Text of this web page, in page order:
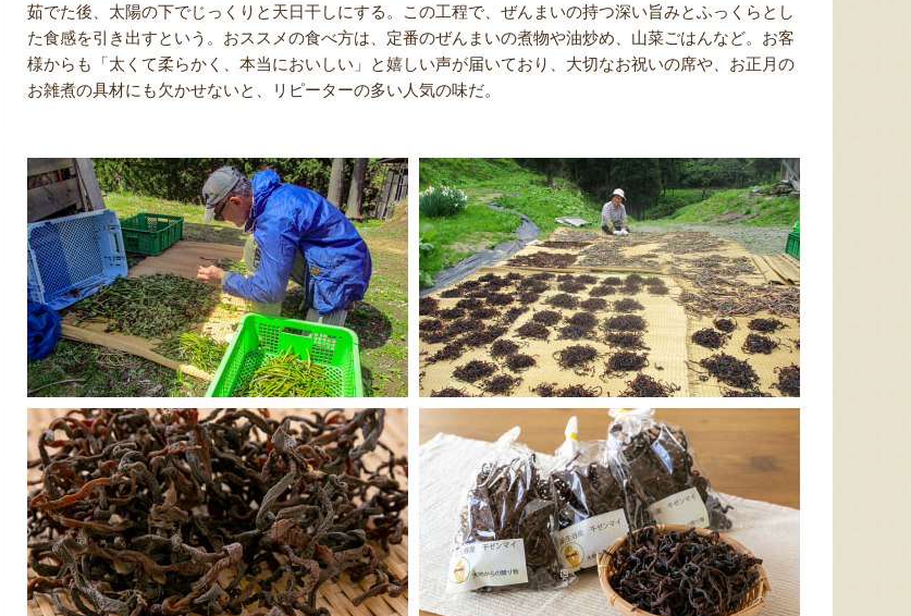
茹でた後、太陽の下でじっくりと天日干しにする。この工程で、ぜんまいの持つ深い旨みとふっくらとし
た食感を引き出すという。おススメの食べ方は、定番のぜんまいの煮物や油炒め、山菜ごはんなど。お客
様からも「太くて柔らかく、本当においしい」と嬉しい声が届いており、大切なお祝いの席や、お正月の
お雑煮の具材にも欠かせないと、リピーターの多い人気の味だ。
新潟の夏と言えば大阪屋の流
魚沼市だけで作られている
太田農園が手塩にかけて育て
新潟市江南区で育てられた和